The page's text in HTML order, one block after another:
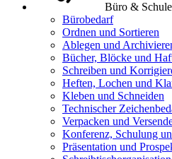
Büro & Schule
Bürobedarf
Ordnen und Sortieren
Ablegen und
Bücher, Blöcke und
Schreiben und
Heften, Lochen und
Kleben und Schneiden
Technischer
Verpacken und
Konferenz, Schulung
Präsentation und